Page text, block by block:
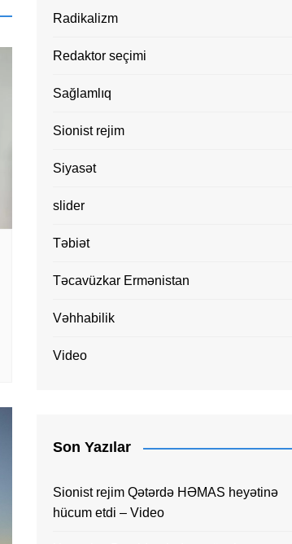
Radikalizm
Redaktor seçimi
Sağlamlıq
Sionist rejim
Siyasət
slider
Təbiət
Təcavüzkar Ermənistan
Vəhhabilik
Video
Son Yazılar
Sionist rejim Qətərdə HƏMAS heyətinə
hücum etdi – Video